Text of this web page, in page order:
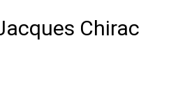
Chirac